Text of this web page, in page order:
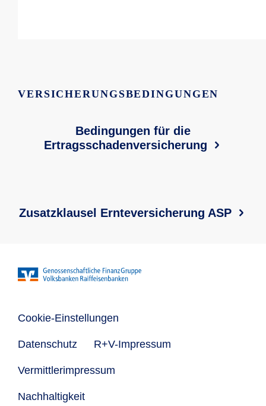
VERSICHERUNGSBEDINGUNGEN
Bedingungen für die
Ertragsschadenversicherung
Zusatzklausel Ernteversicherung ASP
Cookie-Einstellungen
Datenschutz R+V-Impressum
Vermittlerimpressum
Nachhaltigkeit